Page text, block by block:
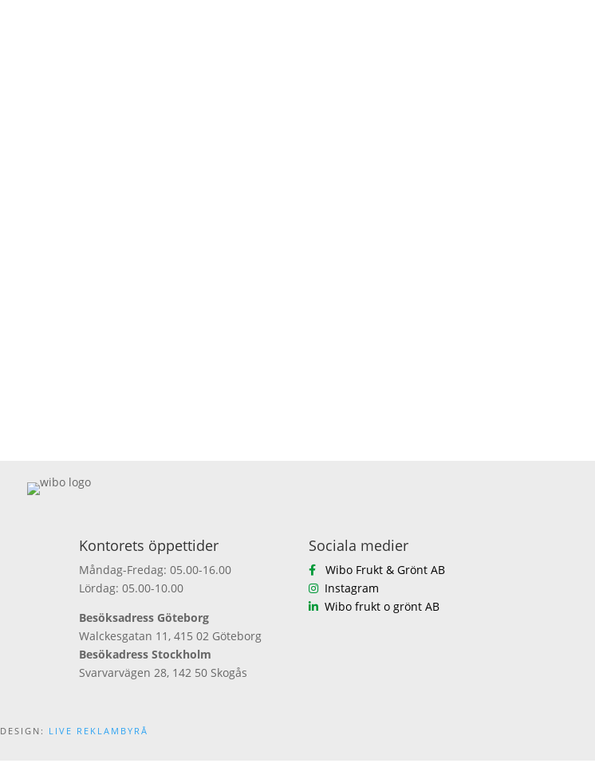
Kontorets öppettider
Måndag-Fredag: 05.00-16.00
Lördag: 05.00-10.00
Besöksadress Göteborg
Walckesgatan 11, 415 02 Göteborg
Besökadress Stockholm
Svarvarvägen 28, 142 50 Skogås
Sociala medier
Wibo Frukt & Grönt AB
Instagram
Wibo frukt o grönt AB
LIVE REKLAMBYRÅ